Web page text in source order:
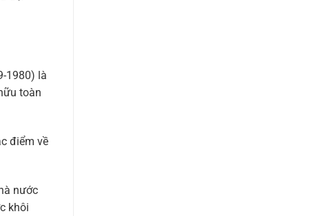
1980) là
toàn
điểm về
nước
khôi